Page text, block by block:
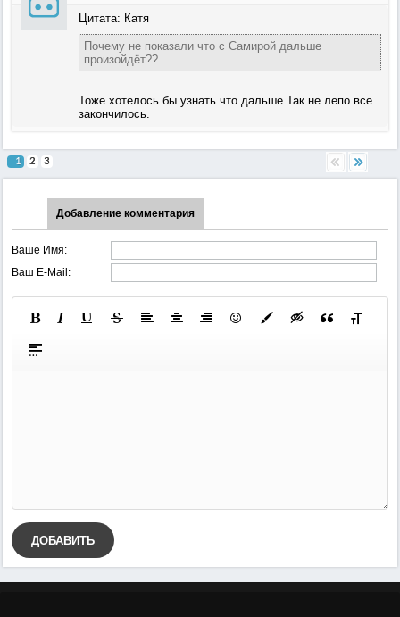
Цитата: Катя
Почему не показали что с Самирой дальше
произойдёт??
Тоже хотелось бы узнать что дальше.Так не лепо все
закончилось.
1 2 3
Добавление комментария
Ваше Имя:
Ваш E-Mail:
ДОБАВИТЬ